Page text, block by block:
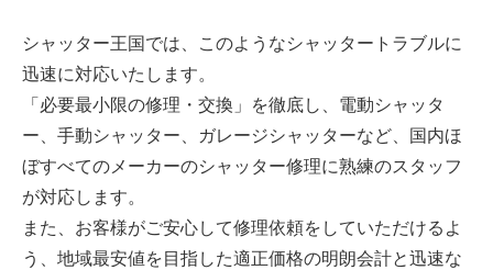
シャッター王国では、このようなシャッタートラブルに
迅速に対応いたします。
「必要最小限の修理・交換」を徹底し、電動シャッタ
ー、手動シャッター、ガレージシャッターなど、国内ほ
ぼすべてのメーカーのシャッター修理に熟練のスタッフ
が対応します。
また、お客様がご安心して修理依頼をしていただけるよ
う、地域最安値を目指した適正価格の明朗会計と迅速な